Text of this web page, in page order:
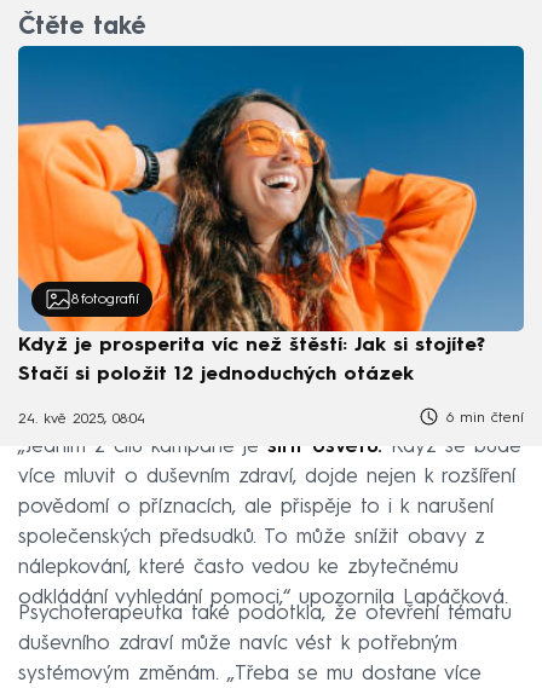
Čtěte také
8 fotografií
Když je prosperita víc než štěstí: Jak si stojíte?
Stačí si položit 12 jednoduchých otázek
24. kvě 2025, 08:04 6 min čtení
„Jedním z cílů kampaně je šířit osvětu. Když se bude
více mluvit o duševním zdraví, dojde nejen k rozšíření
povědomí o příznacích, ale přispěje to i k narušení
společenských předsudků. To může snížit obavy z
nálepkování, které často vedou ke zbytečnému
odkládání vyhledání pomoci,“ upozornila Lapáčková.
Psychoterapeutka také podotkla, že otevření tématu
duševního zdraví může navíc vést k potřebným
systémovým změnám. „Třeba se mu dostane více